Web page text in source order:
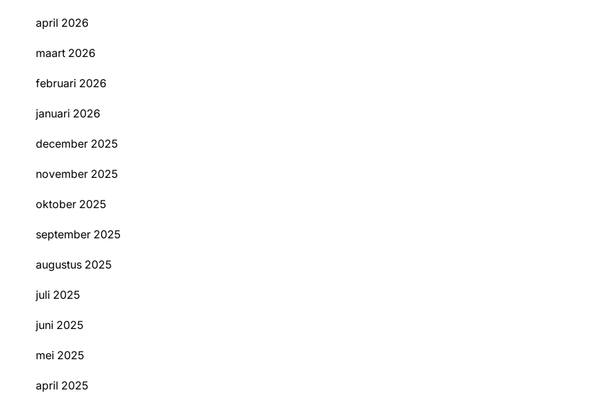
april 2026
maart 2026
februari 2026
januari 2026
december 2025
november 2025
oktober 2025
september 2025
augustus 2025
juli 2025
juni 2025
mei 2025
april 2025